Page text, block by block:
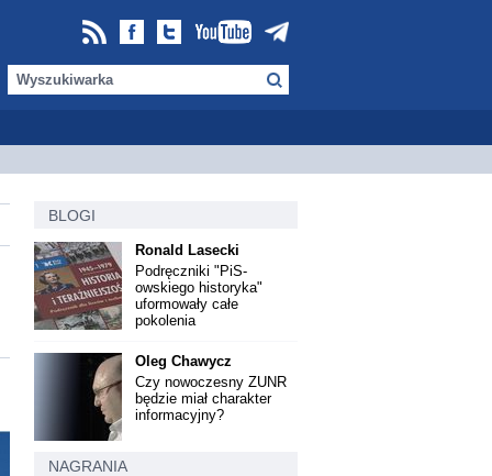
BLOGI
Ronald Lasecki
Podręczniki "PiS-
owskiego historyka"
uformowały całe
pokolenia
Oleg Chawycz
Czy nowoczesny ZUNR
będzie miał charakter
informacyjny?
NAGRANIA